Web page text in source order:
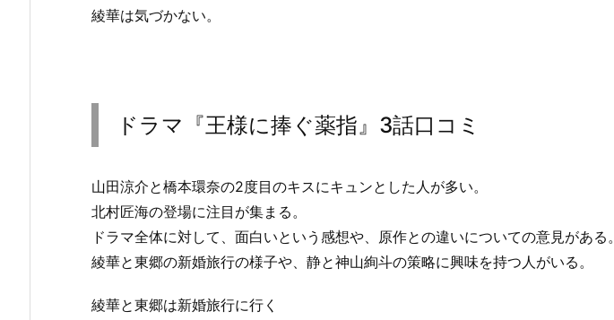
綾華は気づかない。
ドラマ『王様に捧ぐ薬指』3話口コミ
山田涼介と橋本環奈の2度目のキスにキュンとした人が多い。
北村匠海の登場に注目が集まる。
ドラマ全体に対して、面白いという感想や、原作との違いについての意見がある。
綾華と東郷の新婚旅行の様子や、静と神山絢斗の策略に興味を持つ人がいる。
綾華と東郷は新婚旅行に行く